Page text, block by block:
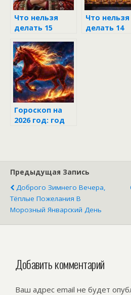
Что нельзя
делать 15
приметы и
запреты
Сильвестрова
дня
Что нельзя
делать 14
Гороскоп на
2026 год: год
Предыдущая Запись
Доброго Зимнего Вечера,
Тёплые Пожелания В
Морозный Январский День
Добавить комментарий
Ваш адрес email не будет